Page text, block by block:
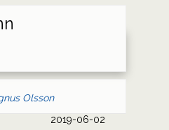
Olsson
link
to
2019-06-02